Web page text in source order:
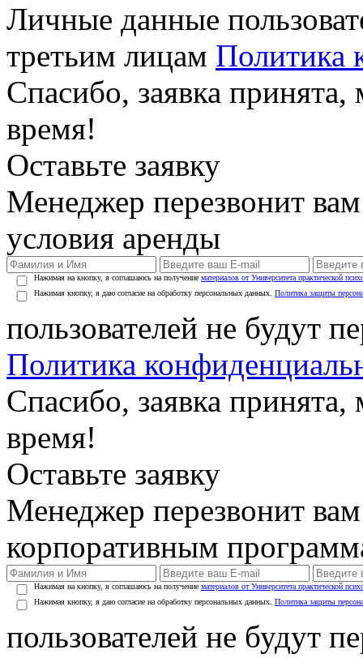
Личные данные
третьим лицам Политика
Спасибо, заявка
время!
Оставьте заявку
Менеджер перезвонит
условия аренды
Нажимая на кнопку, я соглашаюсь на получение материалов от Университета практической
Нажимая кнопку, я даю согласие на обработку персональных данных. Политика защиты
пользователей не будут
Политика
Спасибо, заявка
время!
Оставьте заявку
Менеджер перезвонит
корпоративным
Нажимая на кнопку, я соглашаюсь на получение материалов от Университета практической
Нажимая кнопку, я даю согласие на обработку персональных данных. Политика защиты
пользователей не будут